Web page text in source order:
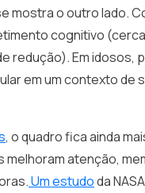
mostra o outro lado.
cognitivo
redução). Em idosos,
em um contexto de
, o quadro fica ainda
melhoram atenção,
Um estudoda